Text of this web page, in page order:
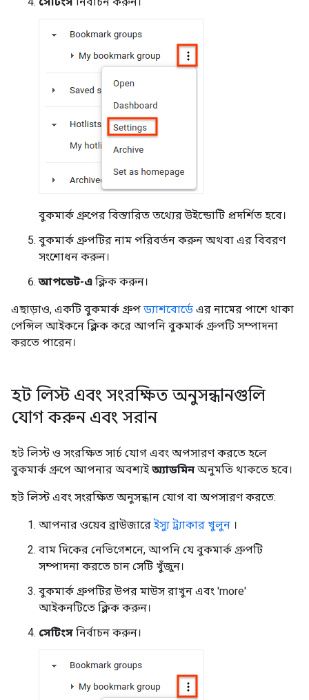
বুকমার্ক গ্রুপের বিস্তারিত তথ্যের উইন্ডোটি প্রদর্শিত হবে।
বুকমার্ক গ্রুপটির নাম পরিবর্তন করুন অথবা এর বিবরণ
সংশোধন করুন।
আপডেট-এ ক্লিক করুন।
এছাড়াও, একটি বুকমার্ক গ্রুপ ড্যাশবোর্ডে এর নামের পাশে থাকা
পেন্সিল আইকনে ক্লিক করে আপনি বুকমার্ক গ্রুপটি সম্পাদনা
করতে পারেন।
হট লিস্ট এবং সংরক্ষিত অনুসন্ধানগুলি
যোগ করুন এবং সরান
হট লিস্ট ও সংরক্ষিত সার্চ যোগ এবং অপসারণ করতে হলে
বুকমার্ক গ্রুপে আপনার অবশ্যইঅ্যাডমিন অনুমতি থাকতে হবে।
হট লিস্ট এবং সংরক্ষিত অনুসন্ধান যোগ বা অপসারণ করতে:
আপনার ওয়েব ব্রাউজারেইস্যু ট্র্যাকার খুলুন ।
বাম দিকের নেভিগেশনে, আপনি যে বুকমার্ক গ্রুপটি
সম্পাদনা করতে চান সেটি খুঁজুন।
বুকমার্ক গ্রুপটির উপর মাউস রাখুন এবং 'more'
আইকনটিতে ক্লিক করুন।
সেটিংস নির্বাচন করুন।